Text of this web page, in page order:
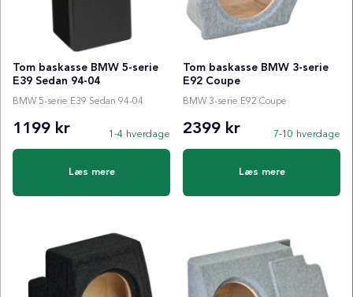
Tom baskasse BMW 5-serie
E39 Sedan 94-04
BMW 5-serie E39 Sedan 94-04
1199 kr 1-4 hverdage
Læs mere
Tom baskasse BMW 3-serie
E92 Coupe
BMW 3-serie E92 Coupe
2399 kr 7-10 hverdage
Læs mere